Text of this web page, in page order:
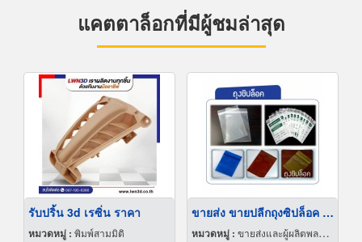
แคตตาล็อกที่มีผู้ชมล่าสุด
รับปริ้น 3d เรซิ่น ราคา
หมวดหมู่ : พิมพ์สามมิติ
ขายส่ง ขายปลีกถุงซิปล็อค ซองยา
หมวดหมู่ : ขายส่งและผู้ผลิตพลาสติกสำเร็จรูป